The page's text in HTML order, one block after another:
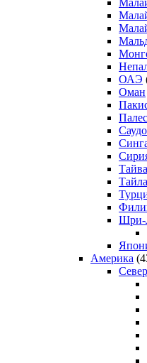
ОАЭ
Оман
Шри-
Америка